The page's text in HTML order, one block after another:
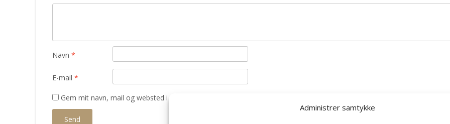
Administrer samtykke
Navn *
E-mail *
Gem mit navn, mail og websted i denne browser til næste gang jeg kommenterer.